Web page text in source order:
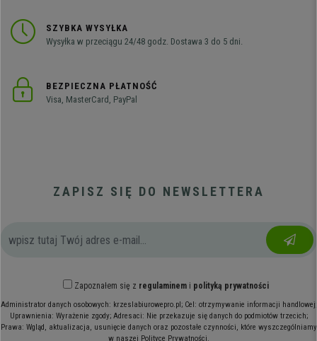
SZYBKA WYSYŁKA
Wysyłka w przeciągu 24/48 godz. Dostawa 3 do 5 dni.
BEZPIECZNA PŁATNOŚĆ
Visa, MasterCard, PayPal
ZAPISZ SIĘ DO NEWSLETTERA
Zapoznałem się z regulaminemi polityką prywatności
Administrator danych osobowych: krzeslabiurowepro.pl; Cel: otrzymywanie informacji handlowej;
Uprawnienia: Wyrażenie zgody; Adresaci: Nie przekazuje się danych do podmiotów trzecich;
Prawa: Wgląd, aktualizacja, usunięcie danych oraz pozostałe czynności, które wyszczególniamy
w naszej Polityce Prywatności.